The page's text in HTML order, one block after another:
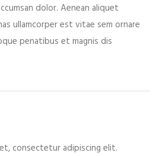
dolor. Aenean aliquet
ullamcorper est vitae sem ornare
penatibus et magnis dis
consectetur adipiscing elit.